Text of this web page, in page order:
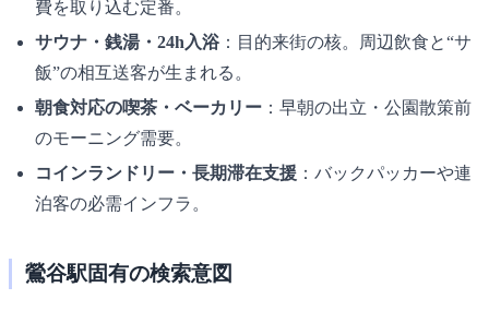
費を取り込む定番。
サウナ・銭湯・24h入浴 ：目的来街の核。周辺飲食と“サ
飯”の相互送客が生まれる。
朝食対応の喫茶・ベーカリー ：早朝の出立・公園散策前
のモーニング需要。
コインランドリー・長期滞在支援 ：バックパッカーや連
泊客の必需インフラ。
鶯谷駅固有の検索意図